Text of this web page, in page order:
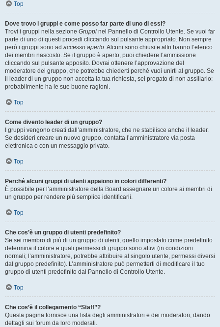
Top
Dove trovo i gruppi e come posso far parte di uno di essi?
Trovi i gruppi nella sezione Gruppi nel Pannello di Controllo Utente. Se vuoi far
parte di uno di questi procedi cliccando sul pulsante appropriato. Non sempre
però i gruppi sono ad accesso aperto. Alcuni sono chiusi e altri hanno l’elenco
dei membri nascosto. Se il gruppo è aperto, puoi chiedere l’ammissione
cliccando sul pulsante apposito. Dovrai ottenere l’approvazione del
moderatore del gruppo, che potrebbe chiederti perché vuoi unirti al gruppo. Se
il leader di un gruppo non accetta la tua richiesta, sei pregato di non assillarlo:
probabilmente ha le sue buone ragioni.
Top
Come divento leader di un gruppo?
I gruppi vengono creati dall’amministratore, che ne stabilisce anche il leader.
Se desideri creare un nuovo gruppo, contatta l’amministratore via posta
elettronica o con un messaggio privato.
Top
Perché alcuni gruppi di utenti appaiono in colori differenti?
È possibile per l’amministratore della Board assegnare un colore ai membri di
un gruppo per rendere più semplice identificarli.
Top
Che cos’è un gruppo di utenti predefinito?
Se sei membro di più di un gruppo di utenti, quello impostato come predefinito
determina il colore e quali permessi di gruppo sono attivi (in condizioni
normali; l’amministratore, potrebbe attribuire al singolo utente, permessi diversi
dal gruppo predefinito). L’amministratore può permetterti di modificare il tuo
gruppo di utenti predefinito dal Pannello di Controllo Utente.
Top
Che cos’è il collegamento “Staff”?
Questa pagina fornisce una lista degli amministratori e dei moderatori, dando
dettagli sui forum da loro moderati.